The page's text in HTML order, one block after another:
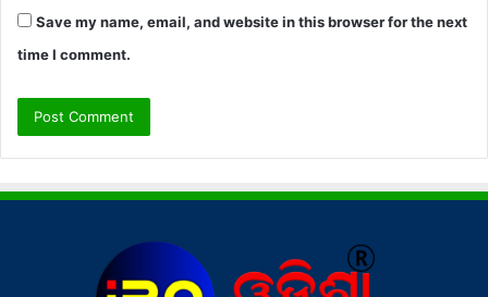
Save my name, email, and website in this browser for the next
time I comment.